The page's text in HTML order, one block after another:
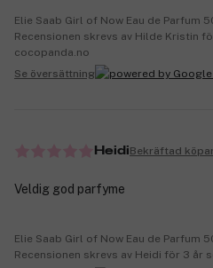
Elie Saab Girl of Now Eau de Parfum
Recensionen skrevs av Hilde Kristin
cocopanda.no
Se översättning
HeidiBekräftad
Veldig god parfyme
Elie Saab Girl of Now Eau de Parfum
Recensionen skrevs av Heidi för 3 år